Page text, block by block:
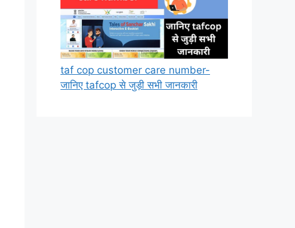
taf cop customer care number-
जानिए tafcop से जुड़ी सभी जानकारी